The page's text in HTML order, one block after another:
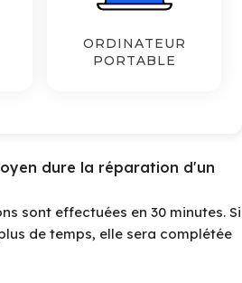
ORDINATEUR
PORTABLE
dure la réparation d'un
sont effectuées en 30 minutes. Si
de temps, elle sera complétée